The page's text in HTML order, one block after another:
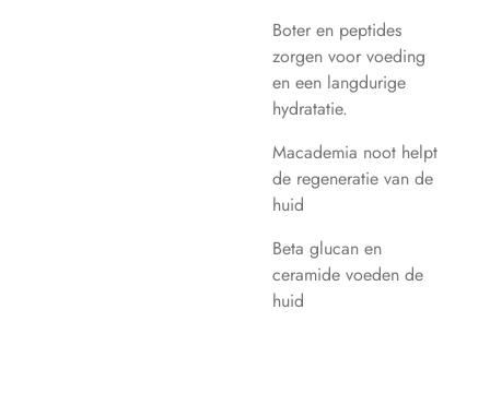
Boter en peptides
zorgen voor voeding
en een langdurige
hydratatie.
Macademia noot helpt
de regeneratie van de
huid
Beta glucan en
ceramide voeden de
huid